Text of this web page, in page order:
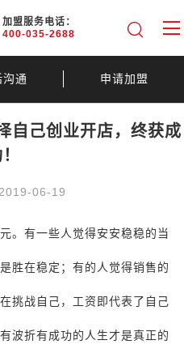
加盟服务电话：
400-035-2688
沟通 申请加盟
自己创业开店，终获成
06-19
。有一些人觉得安安稳稳的当
胜在稳定；有的人觉得销售的
挑战自己，工资即代表了自己
波折有成功的人生才是真正的